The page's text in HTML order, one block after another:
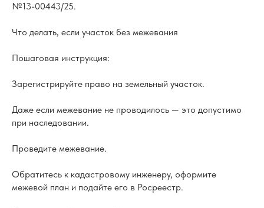
№13-00443/25.
Что делать, если участок без межевания
Пошаговая инструкция:
Зарегистрируйте право на земельный участок.
Даже если межевание не проводилось — это допустимо
при наследовании.
Проведите межевание.
Обратитесь к кадастровому инженеру, оформите
межевой план и подайте его в Росреестр.